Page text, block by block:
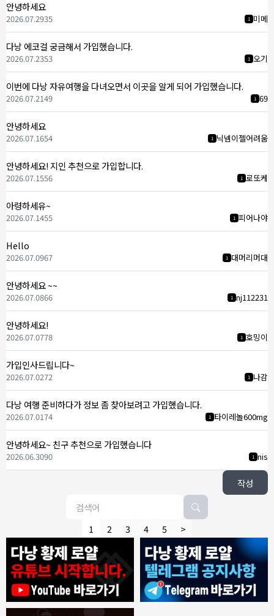
안녕하세요
1 미메
2026.07.2935
다낭 에코걸 궁금해서 가입했습니다.
1 오기
2026.07.2353
이번에 다낭 자유여행을 다녀오면서 이곳을 알게 되어 가입했습니다.
1 69
2026.07.2149
안녕하세요
1 닉넴이젤어려움
2026.07.1654
안녕하세요! 지인 추천으로 가입합니다.
1 로또케
2026.07.1556
아령하세유~
1 피어나야
2026.07.1455
Hello
1 대머리머대
2026.07.0967
안녕하세요 ~~
1 nj112231
2026.07.0866
안녕하세요!
1 호밍이
2026.07.0778
가입인사드립니다~
1 나감
2026.07.0272
다낭 여행 준비하다가 정보 좀 찾아보려고 가입했습니다.
1 타이레놀600mg
2026.07.0174
안녕하세요~ 친구 추천으로 가입했습니다
1 nis
2026.06.3090
작성
1 2 3 4 5 >